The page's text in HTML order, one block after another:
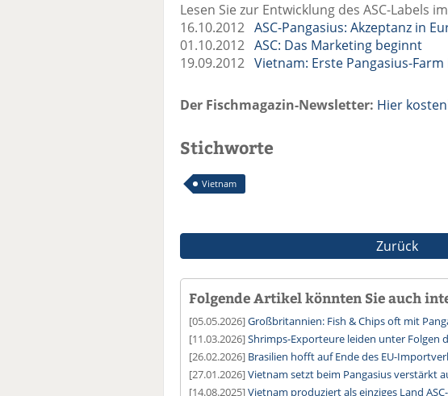
Lesen Sie zur Entwicklung des ASC-Labels
16.10.2012 ASC-Pangasius: Akzeptanz in
01.10.2012 ASC: Das Marketing beginnt
19.09.2012 Vietnam: Erste Pangasius-
Der Fischmagazin-Newsletter: Hier
Stichworte
Vietnam
Zurück
Folgende Artikel könnten Sie auch
[05.05.2026]Großbritannien: Fish & Chips oft mit
[11.03.2026]Shrimps-Exporteure leiden unter Folgen
[26.02.2026] Brasilien hofft auf Ende des EU-
[27.01.2026]Vietnam setzt beim Pangasius verstärkt
[14.08.2025]Vietnam produziert als einziges Land